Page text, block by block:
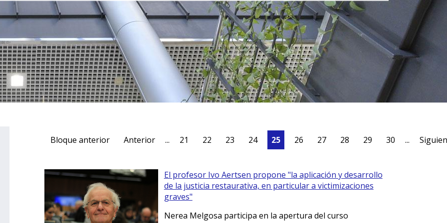
Bloque anterior Anterior ... 21 22 23 24 25 26 27 28 29 30 ...
El profesor Ivo Aertsen propone "la aplicación y desarrollo
de la justicia restaurativa, en particular a victimizaciones
graves"
Nerea Melgosa participa en la apertura del curso